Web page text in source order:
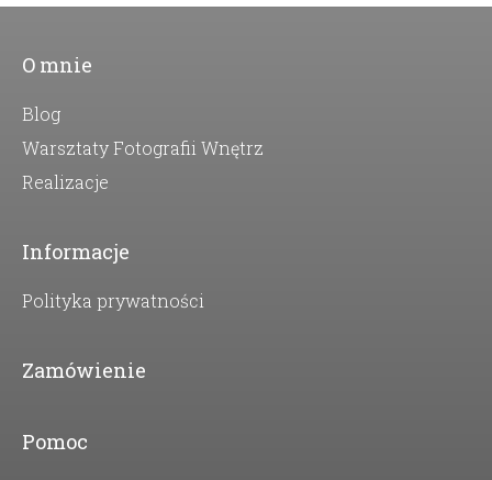
O mnie
Blog
Warsztaty Fotografii Wnętrz
Realizacje
Informacje
Polityka prywatności
Zamówienie
Pomoc